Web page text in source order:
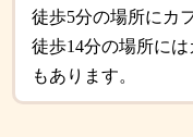
徒歩5分の場所にカ
徒歩14分の場所に
もあります。